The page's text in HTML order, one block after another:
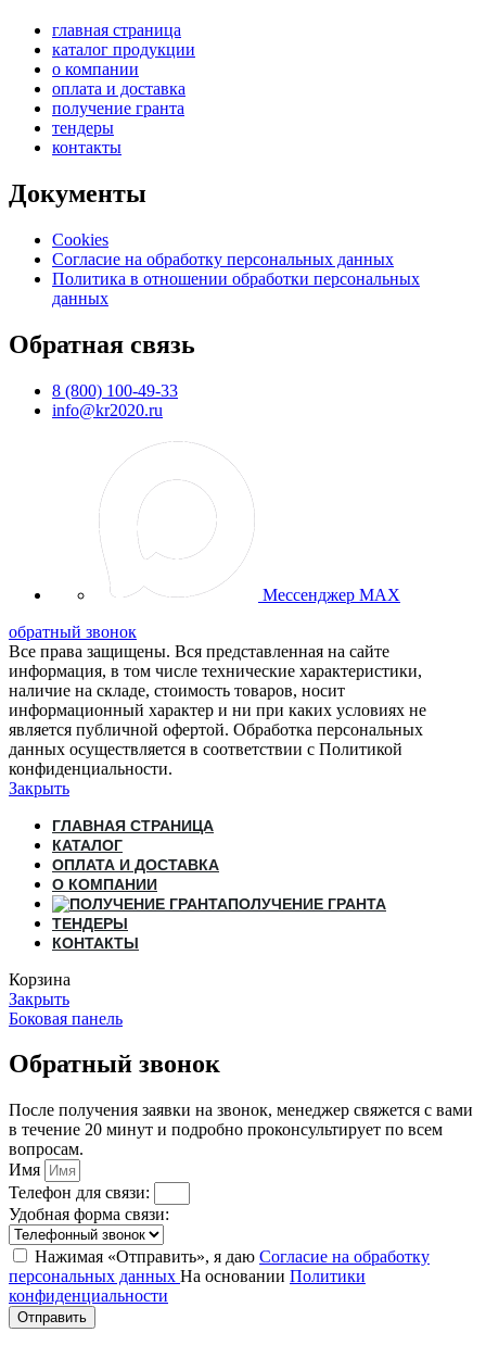
главная страница
каталог продукции
о компании
оплата и доставка
получение гранта
тендеры
контакты
Документы
Cookies
Согласие на обработку персональных данных
Политика в отношении обработки персональных
данных
Обратная связь
8 (800) 100-49-33
info@kr2020.ru
Мессенджер MAX
обратный звонок
Все права защищены. Вся представленная на сайте
информация, в том числе технические характеристики,
наличие на складе, стоимость товаров, носит
информационный характер и ни при каких условиях не
является публичной офертой. Обработка персональных
данных осуществляется в соответствии с Политикой
конфиденциальности.
Закрыть
ГЛАВНАЯ СТРАНИЦА
КАТАЛОГ
ОПЛАТА И ДОСТАВКА
О КОМПАНИИ
ПОЛУЧЕНИЕ ГРАНТА
ТЕНДЕРЫ
КОНТАКТЫ
Корзина
Закрыть
Боковая панель
Обратный звонок
После получения заявки на звонок, менеджер свяжется с вами
в течение 20 минут и подробно проконсультирует по всем
вопросам.
Имя
Телефон для связи:
Удобная форма связи:
Нажимая «Отправить», я даю Согласие на обработку
персональных данных На основании Политики
конфиденциальности
Отправить